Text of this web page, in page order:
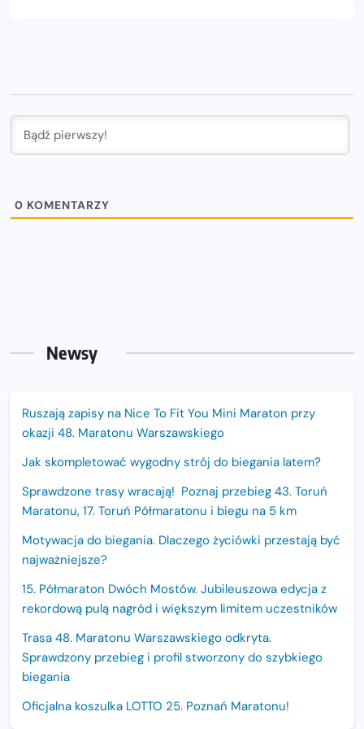
0 KOMENTARZY
Newsy
Ruszają zapisy na Nice To Fit You Mini Maraton przy
okazji 48. Maratonu Warszawskiego
Jak skompletować wygodny strój do biegania latem?
Sprawdzone trasy wracają! Poznaj przebieg 43. Toruń
Maratonu, 17. Toruń Półmaratonu i biegu na 5 km
Motywacja do biegania. Dlaczego życiówki przestają być
najważniejsze?
15. Półmaraton Dwóch Mostów. Jubileuszowa edycja z
rekordową pulą nagród i większym limitem uczestników
Trasa 48. Maratonu Warszawskiego odkryta.
Sprawdzony przebieg i profil stworzony do szybkiego
biegania
Oficjalna koszulka LOTTO 25. Poznań Maratonu!